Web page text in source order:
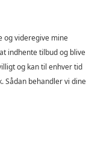
og videregive mine
indhente tilbud og blive
og kan til enhver tid
Sådan behandler vi dine